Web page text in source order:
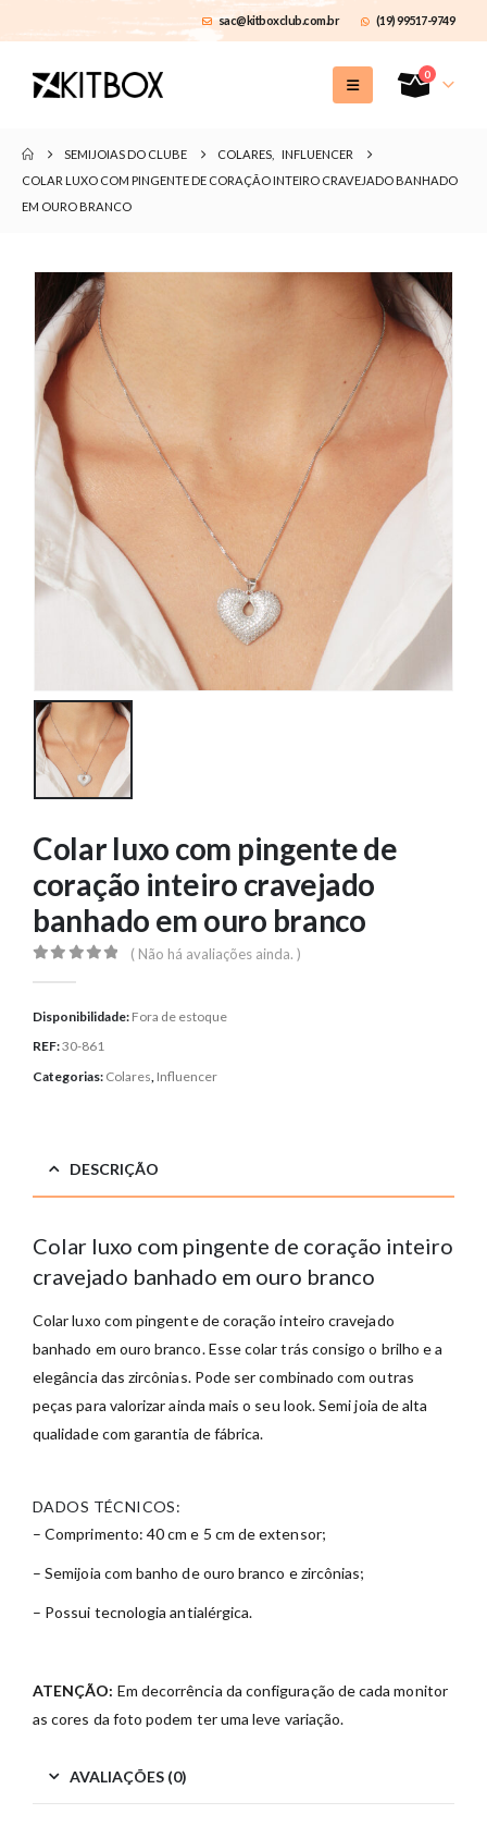
sac@kitboxclub.com.br (19) 99517-9749
0
SEMIJOIAS DO CLUBE COLARES
INFLUENCER
COLAR LUXO COM PINGENTE DE CORAÇÃO INTEIRO CRAVEJADO BANHADO
EM OURO BRANCO
Colar luxo com pingente de
coração inteiro cravejado
banhado em ouro branco
( Não há avaliações ainda. )
Disponibilidade: Fora de estoque
REF:30-861
Categorias: Colares, Influencer
DESCRIÇÃO
Colar luxo com pingente de coração inteiro
cravejado banhado em ouro branco
Colar luxo com pingente de coração inteiro cravejado
banhado em ouro branco. Esse colar trás consigo o brilho e a
elegância das zircônias. Pode ser combinado com outras
peças para valorizar ainda mais o seu look. Semi joia de alta
qualidade com garantia de fábrica.
DADOS TÉCNICOS:
– Comprimento: 40 cm e 5 cm de extensor;
– Semijoia com banho de ouro branco e zircônias;
– Possui tecnologia antialérgica.
ATENÇÃO: Em decorrência da configuração de cada monitor
as cores da foto podem ter uma leve variação.
AVALIAÇÕES (0)